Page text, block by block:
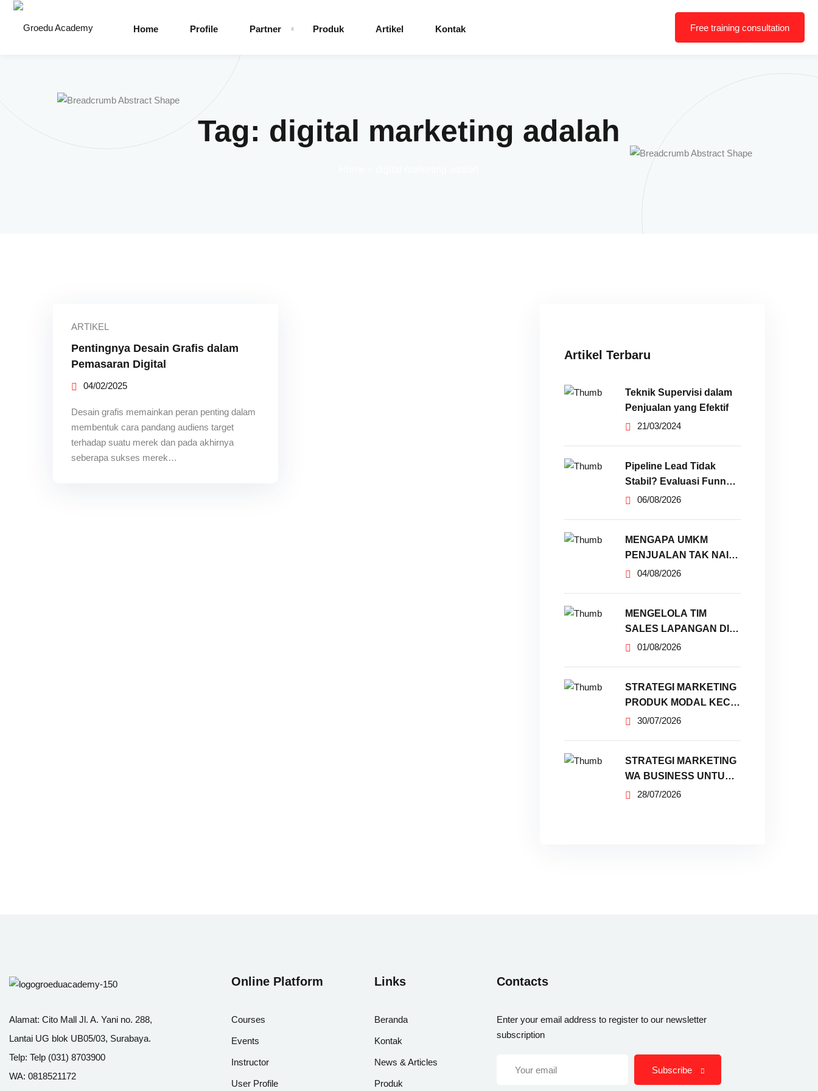
Home Profile Partner Produk Artikel Kontak Free training consultation
Tag: digital marketing adalah
ARTIKEL
Pentingnya Desain Grafis dalam
Pemasaran Digital
04/02/2025
Desain grafis memainkan peran penting dalam
membentuk cara pandang audiens target
terhadap suatu merek dan pada akhirnya
seberapa sukses merek…
Artikel Terbaru
Teknik Supervisi dalam
Penjualan yang Efektif
21/03/2024
Pipeline Lead Tidak
Stabil? Evaluasi Funnel
Marketing
06/08/2026
MENGAPA UMKM
PENJUALAN TAK NAIK
MESKI SUDAH
04/08/2026
MENGELOLA TIM
SALES LAPANGAN DI
ERA DIGITAL
01/08/2026
STRATEGI MARKETING
PRODUK MODAL KECIL
TANPA IKLAN
30/07/2026
STRATEGI MARKETING
WA BUSINESS UNTUK
PENJUALAN
28/07/2026
Alamat: Cito Mall Jl. A. Yani no. 288,
Lantai UG blok UB05/03, Surabaya.
Telp: Telp (031) 8703900
WA: 0818521172
Online Platform
Courses
Events
Instructor
User Profile
Links
Beranda
Kontak
News & Articles
Produk
Contacts
Enter your email address to register to our newsletter
subscription
Subscribe